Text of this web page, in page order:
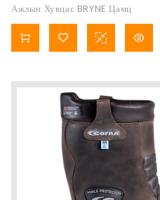
Ажлын Хувцас BRYNE Цамц